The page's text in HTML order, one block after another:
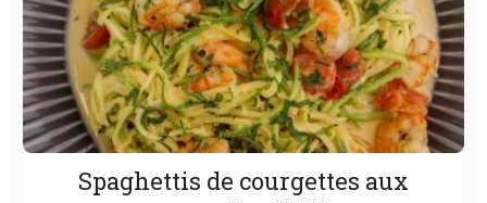
Spaghettis de courgettes aux